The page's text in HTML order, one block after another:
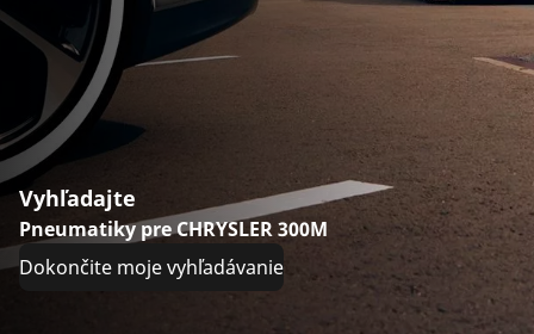
Vyhľadajte
Pneumatiky pre CHRYSLER 300M
Dokončite moje vyhľadávanie